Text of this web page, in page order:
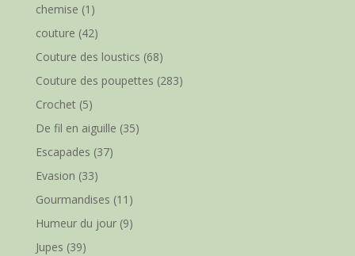
chemise (1)
couture (42)
Couture des loustics (68)
Couture des poupettes (283)
Crochet(5)
De fil en aiguille (35)
Escapades (37)
Evasion (33)
Gourmandises (11)
Humeur du jour(9)
Jupes (39)